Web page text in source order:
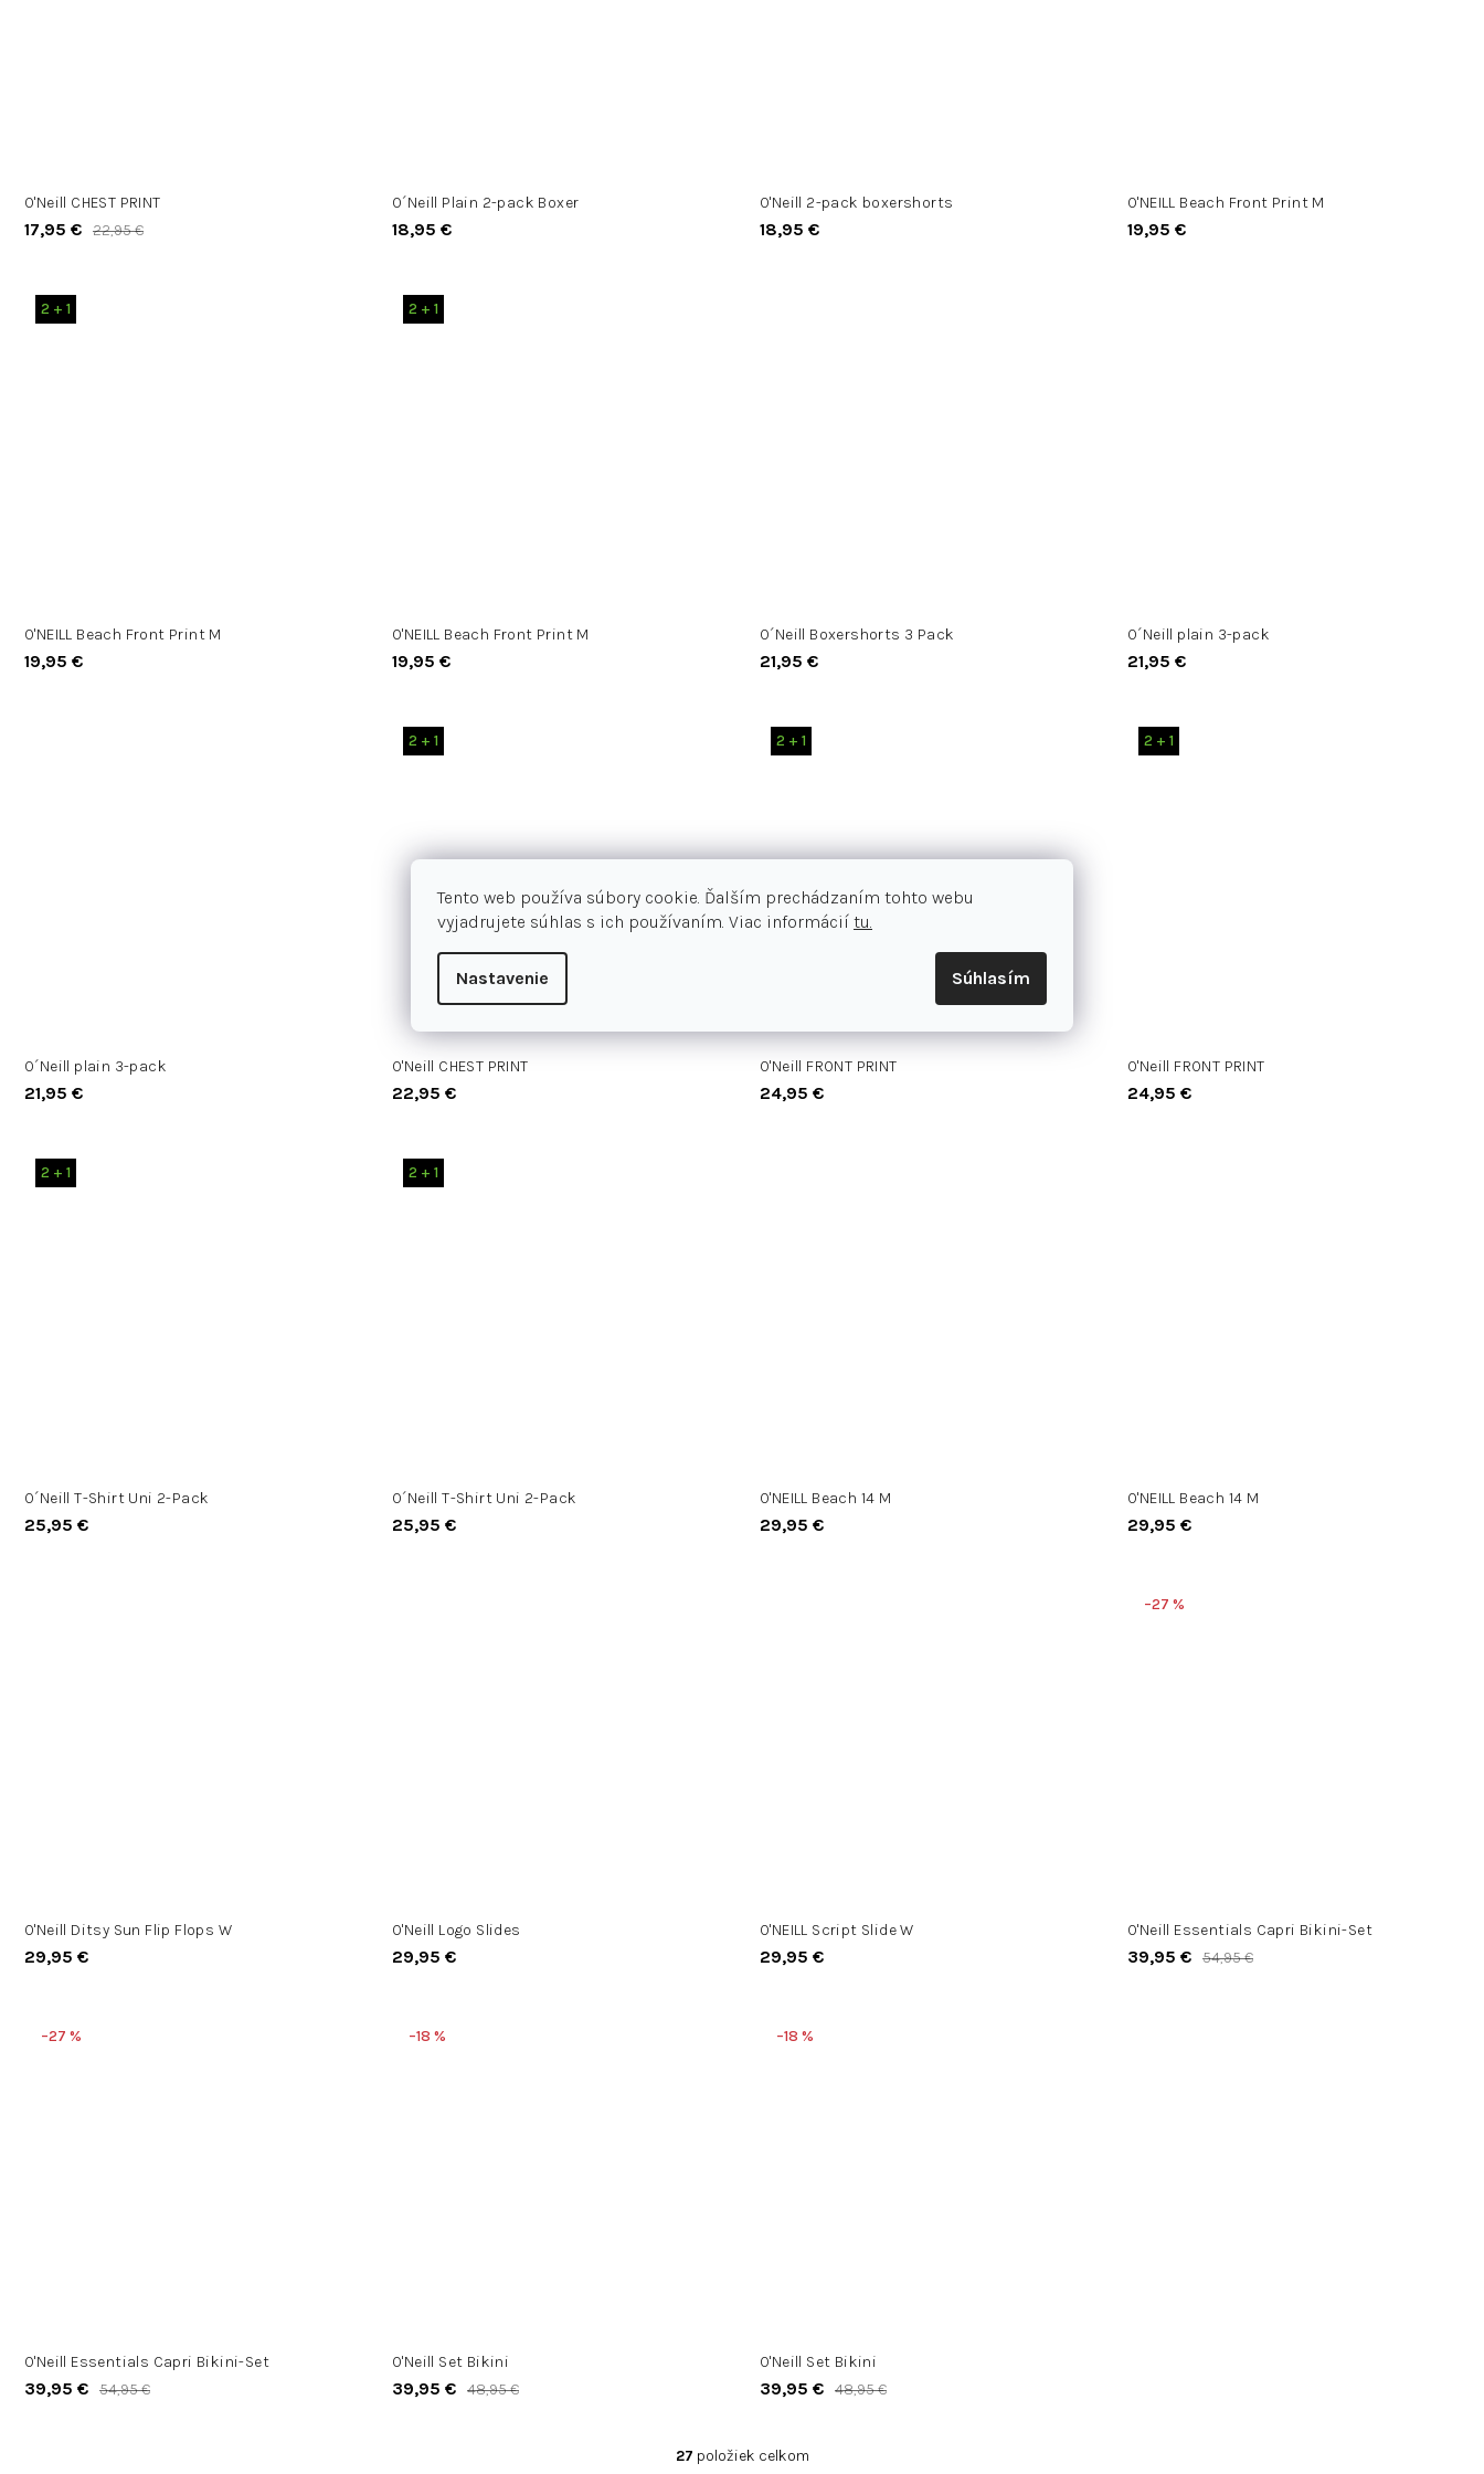
Tento web používa súbory cookie. Ďalším prechádzaním tohto webu
vyjadrujete súhlas s ich používaním. Viac informácií tu.
Nastavenie Súhlasím
O'Neill CHEST PRINT
17,95 € 22,95 €
O´Neill Plain 2-pack Boxer
18,95 €
O'Neill 2-pack boxershorts
18,95 €
O'NEILL Beach Front Print M
19,95 €
2 + 1
O'NEILL Beach Front Print M
19,95 €
2 + 1
O'NEILL Beach Front Print M
19,95 €
O´Neill Boxershorts 3 Pack
21,95 €
O´Neill plain 3-pack
21,95 €
O´Neill plain 3-pack
21,95 €
2 + 1
O'Neill CHEST PRINT
22,95 €
2 + 1
O'Neill FRONT PRINT
24,95 €
2 + 1
O'Neill FRONT PRINT
24,95 €
2 + 1
O´Neill T-Shirt Uni 2-Pack
25,95 €
2 + 1
O´Neill T-Shirt Uni 2-Pack
25,95 €
O'NEILL Beach 14 M
29,95 €
O'NEILL Beach 14 M
29,95 €
O'Neill Ditsy Sun Flip Flops W
29,95 €
O'Neill Logo Slides
29,95 €
O'NEILL Script Slide W
29,95 €
–27 %
O'Neill Essentials Capri Bikini-Set
39,95 € 54,95 €
–27 %
O'Neill Essentials Capri Bikini-Set
39,95 € 54,95 €
–18 %
O'Neill Set Bikini
39,95 € 48,95 €
–18 %
O'Neill Set Bikini
39,95 € 48,95 €
O
27 položiek celkom